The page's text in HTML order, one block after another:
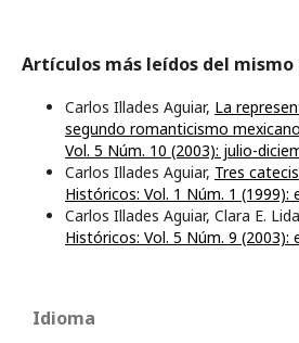
Artículos más leídos del
Carlos Illades Aguiar, La
segundo romanticismo mexicano
Vol. 5 Núm. 10 (2003): julio-
Carlos Illades Aguiar, Tres
Históricos: Vol. 1 Núm. 1 (1999):
Carlos Illades Aguiar, Clara E.
Históricos: Vol. 5 Núm. 9 (2003):
Idioma